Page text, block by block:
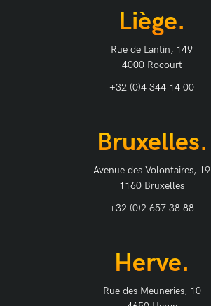
Liège.
Rue de Lantin, 149
4000 Rocourt
+32 (0)4 344 14 00
Bruxelles.
Avenue des Volontaires, 19
1160 Bruxelles
+32 (0)2 657 38 88
Herve.
Rue des Meuneries, 10